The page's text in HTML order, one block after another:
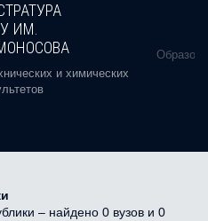
ИМ.
и химических
– найдено 0 вузов и 0